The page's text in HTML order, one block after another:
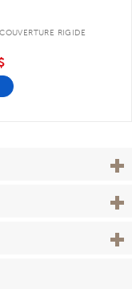
COUVERTURE RIGIDE
View